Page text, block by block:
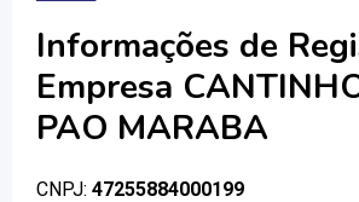
Informações de
Empresa
PAO MARABA
CNPJ: 47255884000199